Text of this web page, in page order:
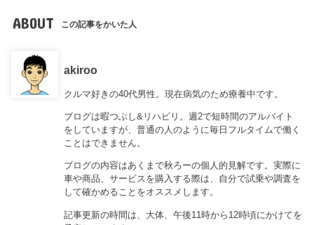
ABOUT この記事をかいた人
akiroo
クルマ好きの40代男性。現在病気のため療養中です。
ブログは暇つぶし&リハビリ。週2で短時間のアルバイト
をしていますが、普通の人のように毎日フルタイムで働く
ことはできません。
ブログの内容はあくまで秋ろーの個人的見解です。実際に
車や商品、サービスを購入する際は、自分で試乗や調査を
して確かめることをオススメします。
記事更新の時間は、大体、午後11時から12時頃にかけてを